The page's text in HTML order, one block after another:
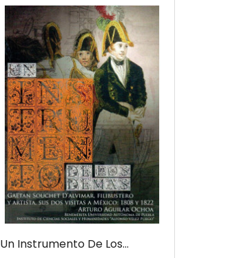
Un Instrumento De Los...